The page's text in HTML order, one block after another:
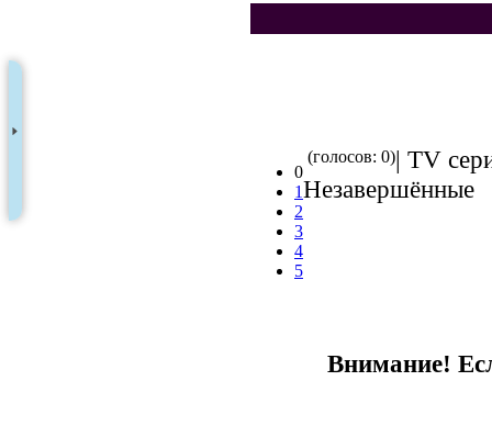
0
1
2
3
4
5
(голосов: 0)| TV
Незавершённые
Внимание!